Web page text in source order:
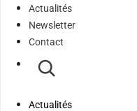
Actualités
Newsletter
Contact
Actualités